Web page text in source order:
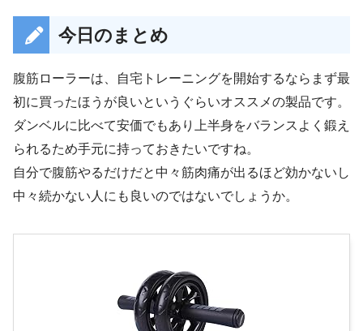
今日のまとめ
腹筋ローラーは、自宅トレーニングを開始するならまず最
初に買ったほうが良いというぐらいオススメの製品です。
ダンベルに比べて安価でもあり上半身をバランスよく鍛え
られるため手元に持っておきたいですね。
自分で腹筋やるだけだと中々筋肉痛が出るほど効かないし
中々続かない人にも良いのではないでしょうか。